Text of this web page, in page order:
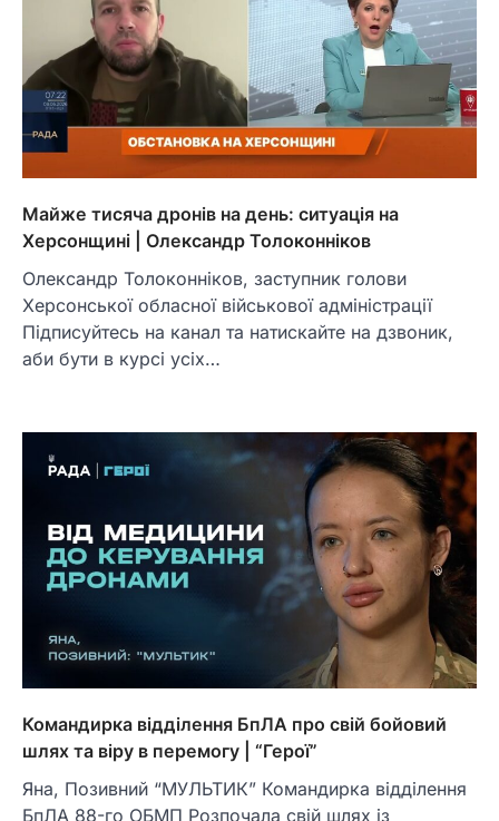
Майже тисяча дронів на день: ситуація на
Херсонщині | Олександр Толоконніков
Олександр Толоконніков, заступник голови
Херсонської обласної військової адміністрації
Підписуйтесь на канал та натискайте на дзвоник,
аби бути в курсі усіх…
Командирка відділення БпЛА про свій бойовий
шлях та віру в перемогу | “Герої”
Яна, Позивний “МУЛЬТИК” Командирка відділення
БпЛА 88-го ОБМП Розпочала свій шлях із